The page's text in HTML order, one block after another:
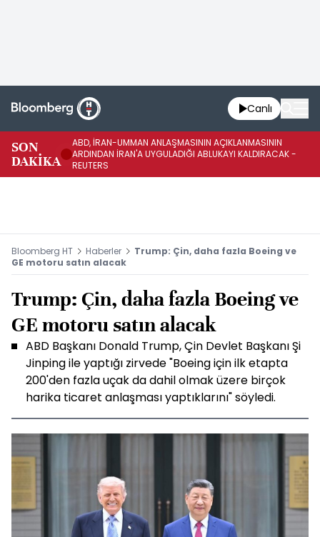
Canlı
SON
DAKİKA
ABD, İRAN-UMMAN ANLAŞMASININ AÇIKLANMASININ
ARDINDAN İRAN'A UYGULADIĞI ABLUKAYI KALDIRACAK -
REUTERS
Bloomberg HT Haberler
Trump: Çin, daha fazla Boeing ve
GE motoru satın alacak
Trump: Çin, daha fazla Boeing ve
GE motoru satın alacak
ABD Başkanı Donald Trump, Çin Devlet Başkanı Şi
Jinping ile yaptığı zirvede "Boeing için ilk etapta
200'den fazla uçak da dahil olmak üzere birçok
harika ticaret anlaşması yaptıklarını" söyledi.